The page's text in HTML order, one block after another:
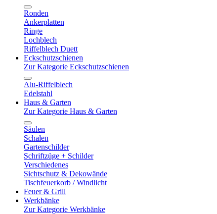
Ronden
Ankerplatten
Ringe
Lochblech
Riffelblech Duett
Eckschutzschienen
Zur Kategorie Eckschutzschienen
Alu-Riffelblech
Edelstahl
Haus & Garten
Zur Kategorie Haus & Garten
Säulen
Schalen
Gartenschilder
Schriftzüge + Schilder
Verschiedenes
Sichtschutz & Dekowände
Tischfeuerkorb / Windlicht
Feuer & Grill
Werkbänke
Zur Kategorie Werkbänke